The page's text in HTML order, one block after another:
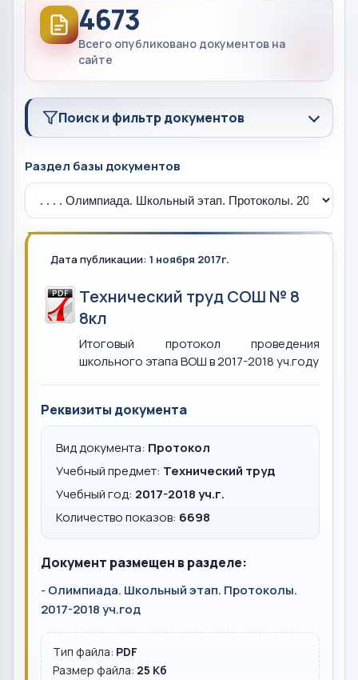
4673
Всего опубликовано документов на
сайте
Поиск и фильтр документов
Раздел базы документов
Дата публикации: 1 ноября 2017г.
Технический труд СОШ № 8
8кл
Итоговый протокол проведения
школьного этапа ВОШ в 2017-2018 уч.году
Реквизиты документа
Вид документа: Протокол
Учебный предмет: Технический труд
Учебный год: 2017-2018 уч.г.
Количество показов: 6698
Документ размещен в разделе:
-Олимпиада. Школьный этап. Протоколы.
2017-2018 уч.год
Тип файла: PDF
Размер файла: 25 Кб